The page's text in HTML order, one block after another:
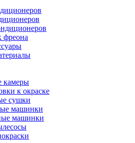
фреона
камеры
к окраске
сушки
машинки
машинки